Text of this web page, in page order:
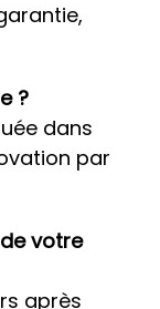
?
dans
par
votre
après